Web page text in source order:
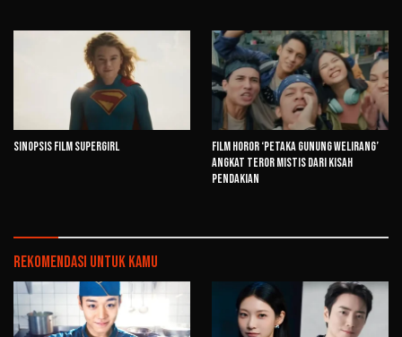
Sinopsis Film Supergirl
Film Horor ‘Petaka Gunung Welirang’
Angkat Teror Mistis dari Kisah
Pendakian
Rekomendasi untuk kamu